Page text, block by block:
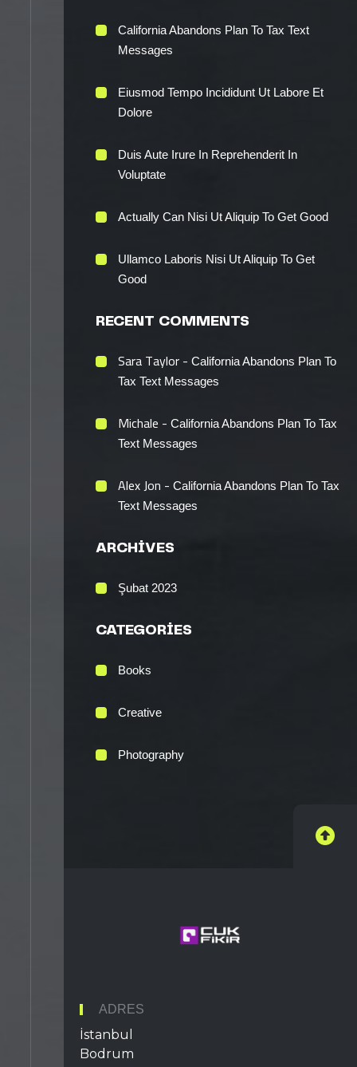
California Abandons Plan To Tax Text
Messages
Eiusmod Tempo Incididunt Ut Labore Et
Dolore
Duis Aute Irure In Reprehenderit In
Voluptate
Actually Can Nisi Ut Aliquip To Get Good
Ullamco Laboris Nisi Ut Aliquip To Get
Good
RECENT COMMENTS
Sara Taylor- California Abandons Plan To
Tax Text Messages
Michale - California Abandons Plan To Tax
Text Messages
Alex Jon - California Abandons Plan To Tax
Text Messages
ARCHIVES
Şubat 2023
CATEGORIES
Books
Creative
Photography
ADRES
İstanbul
Bodrum